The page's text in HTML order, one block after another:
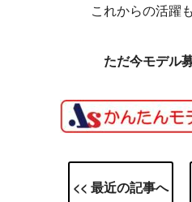
これからの活躍
ただ今モデル
<< 最近の記事へ